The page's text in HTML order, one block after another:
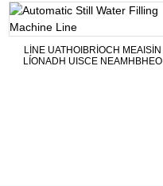
LÍNE UATHOIBRÍOCH MEAISÍN
LÍONADH UISCE NEAMHBHEO